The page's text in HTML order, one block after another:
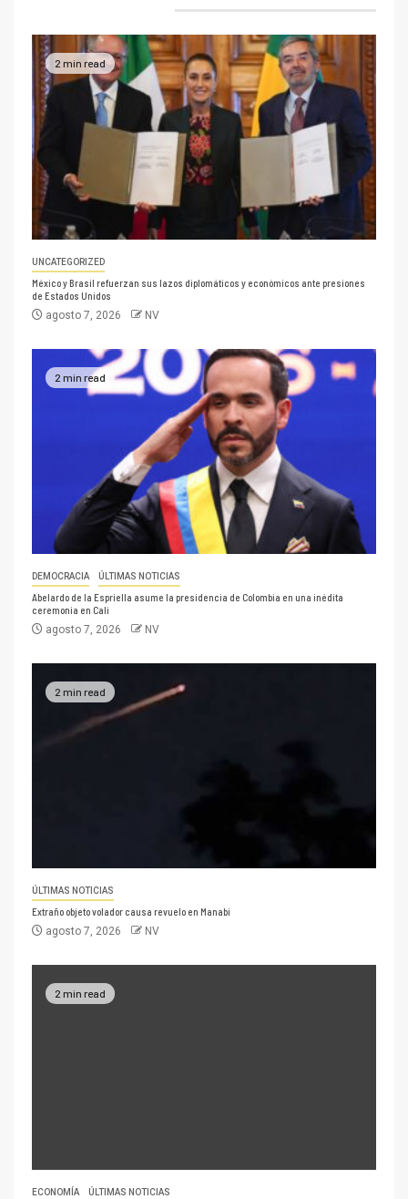
2 min read
UNCATEGORIZED
México y Brasil refuerzan sus lazos diplomáticos y económicos ante presiones
de Estados Unidos
agosto 7, 2026 NV
2 min read
DEMOCRACIA ÚLTIMAS NOTICIAS
Abelardo de la Espriella asume la presidencia de Colombia en una inédita
ceremonia en Cali
agosto 7, 2026 NV
2 min read
ÚLTIMAS NOTICIAS
Extraño objeto volador causa revuelo en Manabí
agosto 7, 2026 NV
2 min read
ECONOMÍA ÚLTIMAS NOTICIAS